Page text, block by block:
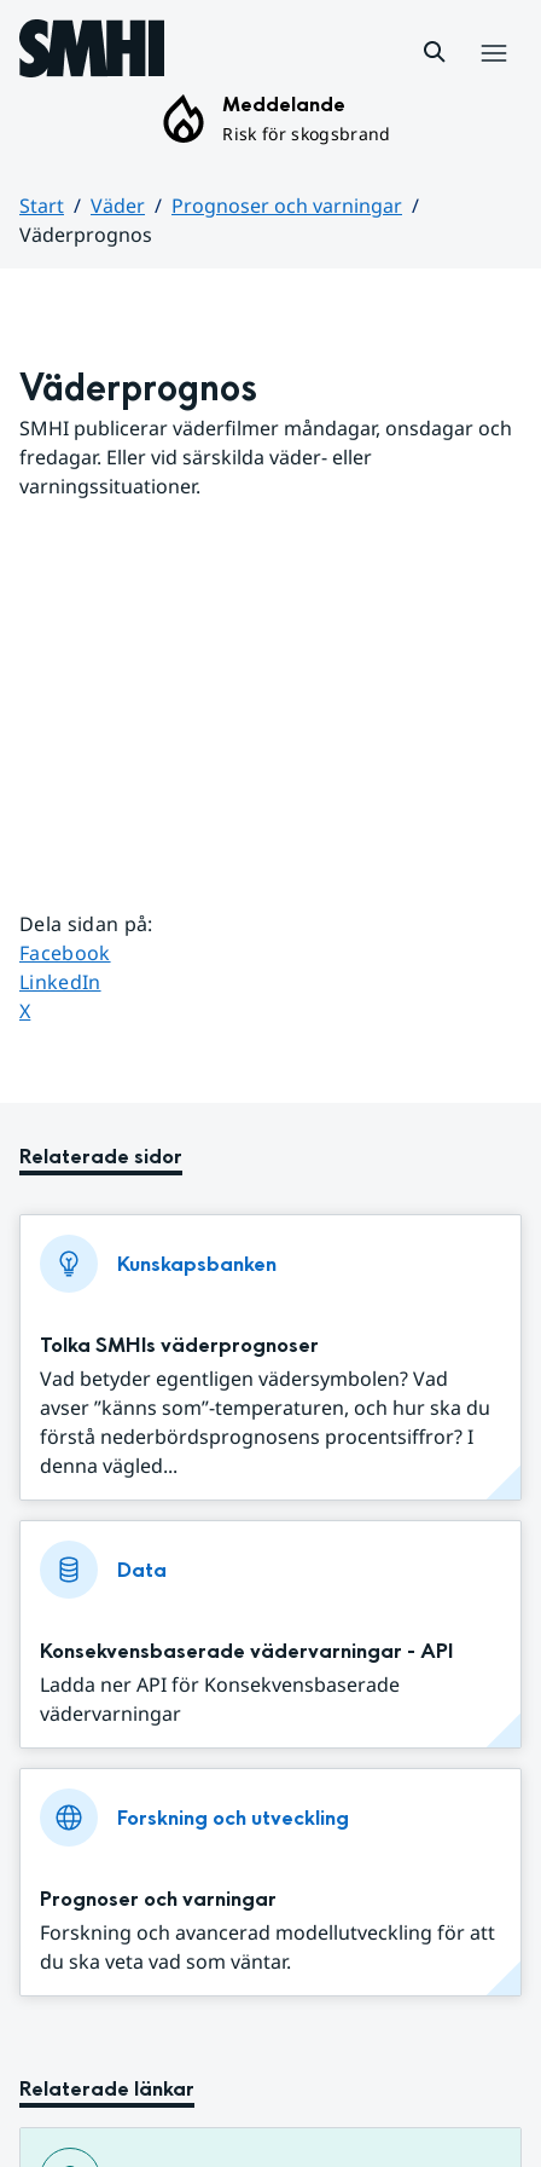
Hoppa till sidans innehåll
Meddelande
Risk för skogsbrand
Start Väder
Prognoser och varningar
Väderprognos
Väderprognos
SMHI publicerar väderfilmer måndagar, onsdagar och
fredagar. Eller vid särskilda väder- eller
varningssituationer.
Dela sidan på:
Dela sidan på
Facebook
Dela sidan på
LinkedIn
Dela sidan på
X
Relaterade sidor
Kunskapsbanken
Tolka SMHIs väderprognoser
Vad betyder egentligen vädersymbolen? Vad
avser ”känns som”-temperaturen, och hur ska du
förstå nederbördsprognosens procentsiffror? I
denna vägled...
Data
Konsekvensbaserade vädervarningar - API
Ladda ner API för Konsekvensbaserade
vädervarningar
Forskning och utveckling
Prognoser och varningar
Forskning och avancerad modellutveckling för att
du ska veta vad som väntar.
Relaterade länkar